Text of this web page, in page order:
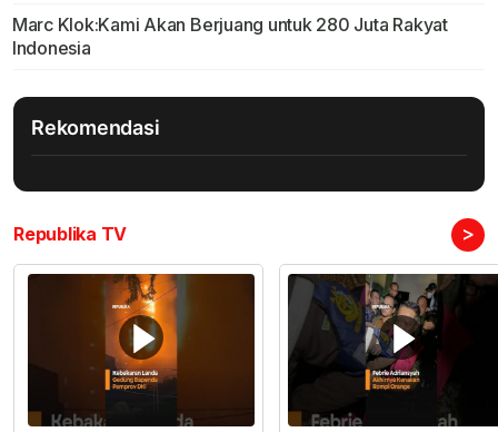
Marc Klok:Kami Akan Berjuang untuk 280 Juta Rakyat
Indonesia
Rekomendasi
Republika TV >